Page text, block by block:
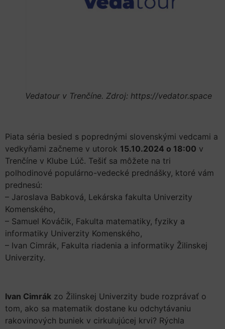
Vedatour v Trenčíne. Zdroj: https://vedator.space
Piata séria besied s poprednými slovenskými vedcami a
vedkyňami začneme v utorok 15.10.2024 o 18:00 v
Trenčíne v Klube Lúč. Tešiť sa môžete na tri
polhodinové populárno-vedecké prednášky, ktoré vám
prednesú:
– Jaroslava Babková, Lekárska fakulta Univerzity
Komenského,
– Samuel Kováčik, Fakulta matematiky, fyziky a
informatiky Univerzity Komenského,
– Ivan Cimrák, Fakulta riadenia a informatiky Žilinskej
Univerzity.
Ivan Cimrák zo Žilinskej Univerzity bude rozprávať o
tom, ako sa matematik dostane ku odchytávaniu
rakovinových buniek v cirkulujúcej krvi? Rýchla